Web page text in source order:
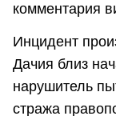
комментария
Инцидент
Дачия близ
нарушитель
стража